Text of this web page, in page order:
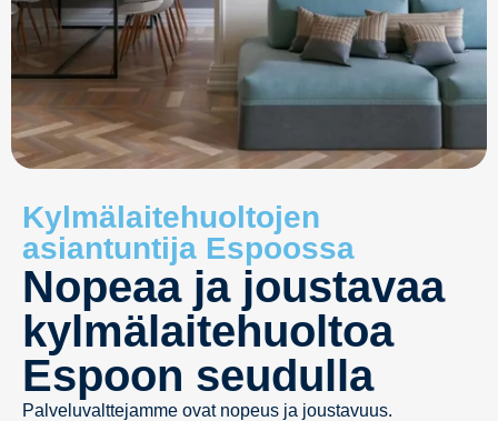
Kylmälaitehuoltojen
asiantuntija Espoossa
Nopeaa ja joustavaa
kylmälaitehuoltoa
Espoon seudulla
Palveluvalttejamme ovat nopeus ja joustavuus.